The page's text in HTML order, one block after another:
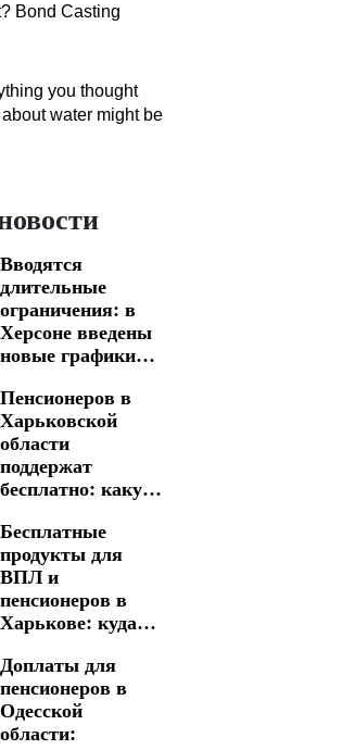
Bond Casting
you thought
water might be
Вводятся
длительные
ограничения: в
Херсоне введены
новые графики
Пенсионеров в
Харьковской
области
поддержат
бесплатно: какую
помощь можно
получить
Бесплатные
продукты для
ВПЛ и
пенсионеров в
Харькове: куда
получения
жизненно важной
помощи
Доплаты для
пенсионеров в
Одесской
области: